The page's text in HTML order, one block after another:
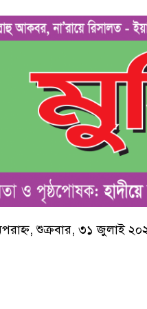
শুক্রবার, ৩১ জুলাই